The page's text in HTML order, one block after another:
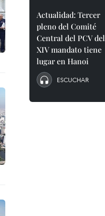
Actualidad: Tercer
pleno del Comité
Central del PCV del
XIV mandato tiene
lugar en Hanoi
ESCUCHAR